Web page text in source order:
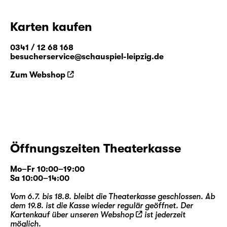
den Spiegeln“. Weit mehr als eine
Fortsetzung, entführt die Geschichte in eine
Welt voller Paradoxien, logisch-
skurriler Zeitgenossen.
nun zum mittlerweile neunten Streich aus —
und beleuchten eine der ganz großen Figuren
der Kinder- und Weltliteratur von ihrer zu
Unrecht unbekannteren (Spiegel-)Seite.
Karten kaufen
0341 / 12 68 168
besucherservice@schauspiel-leipzig.de
Zum Webshop
Öffnungszeiten Theaterkasse
Mo–Fr 10:00–19:00
Sa 10:00–14:00
Vom 6.7. bis 18.8. bleibt die Theaterkasse geschlossen. Ab
dem 19.8. ist die Kasse wieder regulär geöffnet. Der
Kartenkauf über unseren Webshop
ist jederzeit
möglich.